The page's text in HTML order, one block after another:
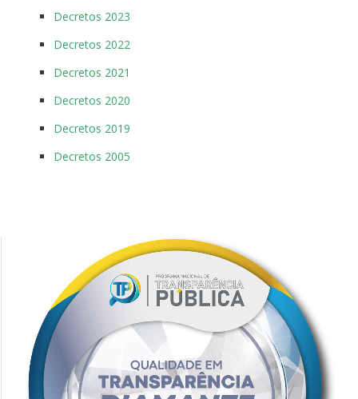
Decretos 2023
Decretos 2022
Decretos 2021
Decretos 2020
Decretos 2019
Decretos 2005